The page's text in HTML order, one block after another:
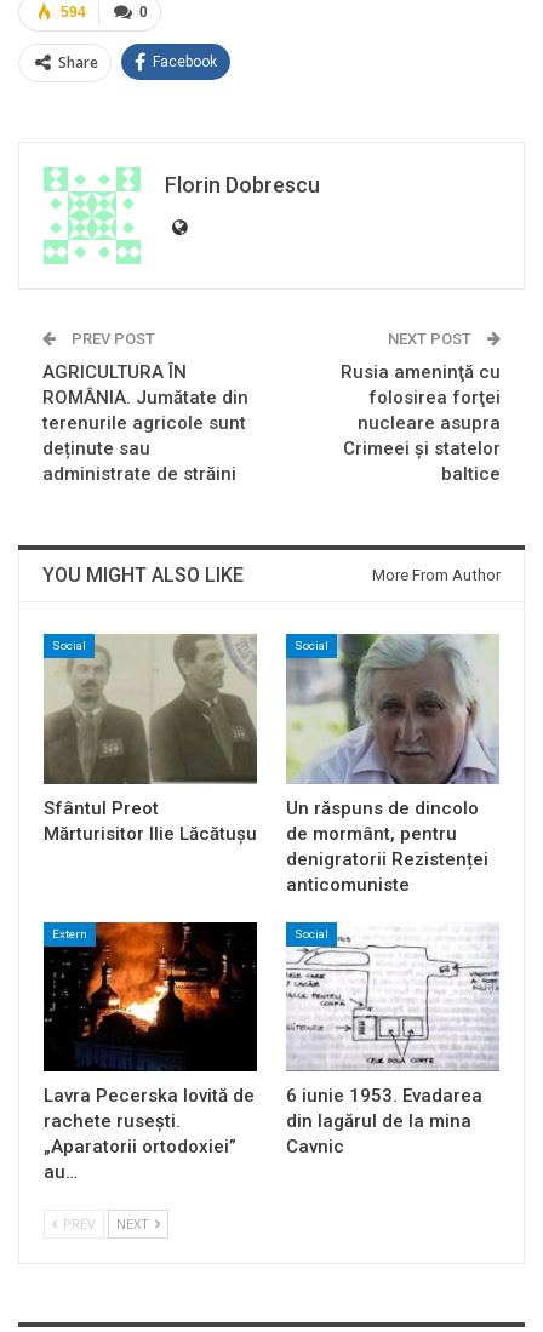
0
594
Share Facebook
Florin Dobrescu
PREV POST
AGRICULTURA ÎN
ROMÂNIA. Jumătate din
terenurile agricole sunt
deținute sau
administrate de străini
NEXT POST
Rusia ameninţă cu
folosirea forţei
nucleare asupra
Crimeei şi statelor
baltice
YOU MIGHT ALSO LIKE More From Author
Social
Sfântul Preot
Mărturisitor Ilie Lăcătușu
Social
Un răspuns de dincolo
de mormânt, pentru
denigratorii Rezistenței
anticomuniste
Extern
Lavra Pecerska lovită de
rachete rusești.
„Aparatorii ortodoxiei”
au…
Social
6 iunie 1953. Evadarea
din lagărul de la mina
Cavnic
PREV NEXT